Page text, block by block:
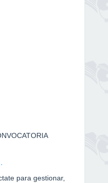
para gestionar,